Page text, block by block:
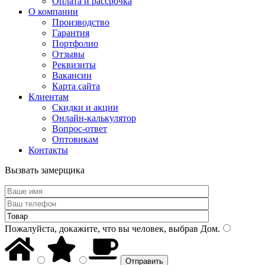
О компании
Производство
Гарантия
Портфолио
Отзывы
Реквизиты
Вакансии
Карта сайта
Клиентам
Скидки и акции
Онлайн-калькулятор
Вопрос-ответ
Оптовикам
Контакты
Вызвать замерщика
Пожалуйста, докажите, что вы человек, выбрав Дом.